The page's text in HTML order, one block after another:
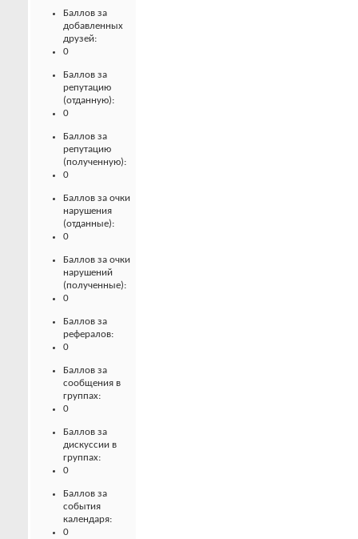
Баллов за
добавленных
друзей:
0
Баллов за
репутацию
(отданную):
0
Баллов за
репутацию
(полученную):
0
Баллов за очки
нарушения
(отданные):
0
Баллов за очки
нарушений
(полученные):
0
Баллов за
рефералов:
0
Баллов за
сообщения в
группах:
0
Баллов за
дискуссии в
группах:
0
Баллов за
события
календаря:
0